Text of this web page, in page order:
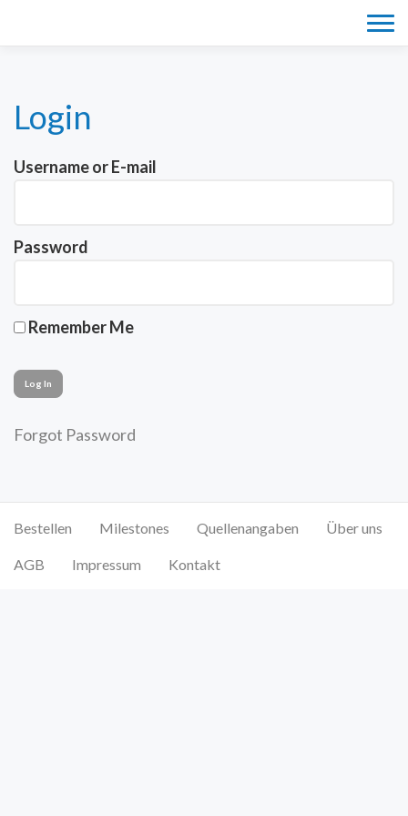
Login
Username or E-mail
Password
Remember Me
Forgot Password
Bestellen Milestones Quellenangaben Über uns
AGB Impressum Kontakt